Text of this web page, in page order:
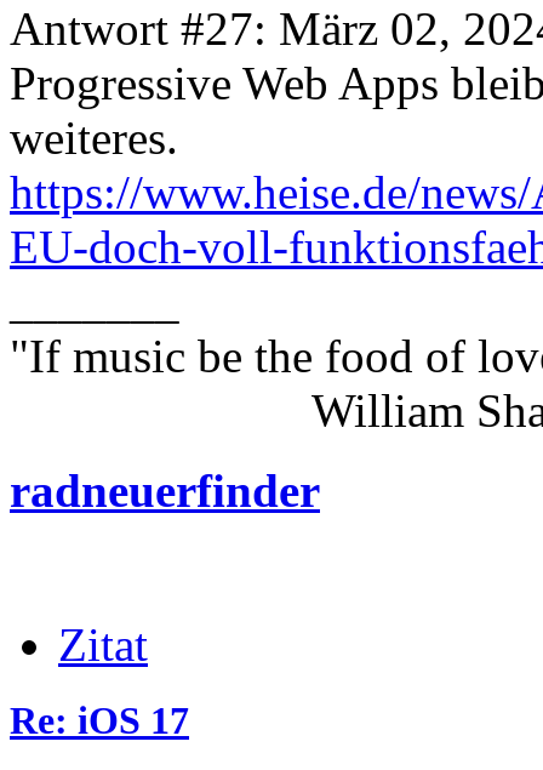
Antwort #27: März 02,
Progressive Web Apps
weiteres.
https://www.heise.de/
EU-doch-voll-
"If music be the food of
William
radneuerfinder
Zitat
Re: iOS 17